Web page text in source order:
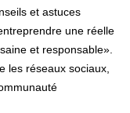
et astuces
une réelle
et responsable».
les réseaux sociaux,